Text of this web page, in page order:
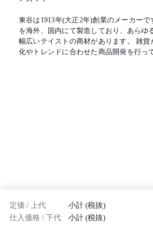
東谷は1913年(大正2年)創業のメーカーです。 約3,000アイテム
を海外、国内にて製造しており、あらゆ
幅広いテイストの商材があります。 雑貨から大型家具まで、時代の変
化やトレンドに合わせた商品開発を行っ
定価 / 上代 小計 (税抜)
仕入価格 / 下代 小計 (税抜)